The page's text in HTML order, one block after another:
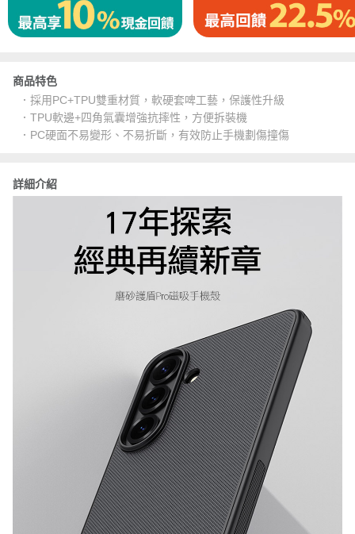
商品特色
．採用PC+TPU雙重材質，軟硬套啤工藝，保護性升級
．TPU軟邊+四角氣囊增強抗摔性，方便拆裝機
．PC硬面不易變形、不易折斷，有效防止手機劃傷撞傷
詳細介紹